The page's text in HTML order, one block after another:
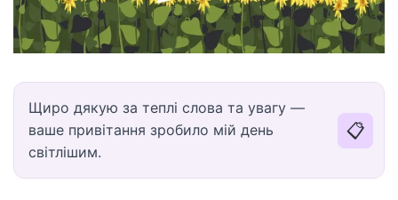
Щиро дякую за теплі слова та увагу —
ваше привітання зробило мій день
світлішим.
📋